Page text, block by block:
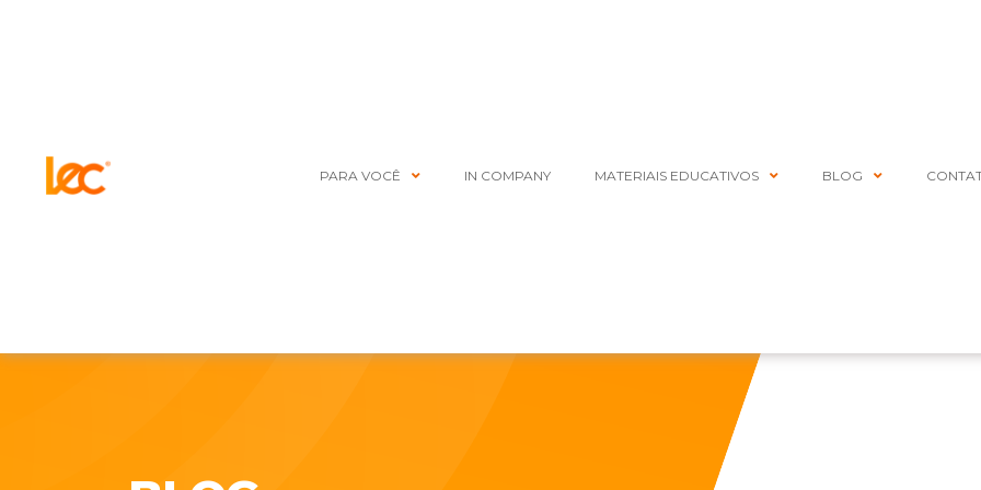
PARA VOCÊ IN COMPANY MATERIAIS EDUCATIVOS BLOG